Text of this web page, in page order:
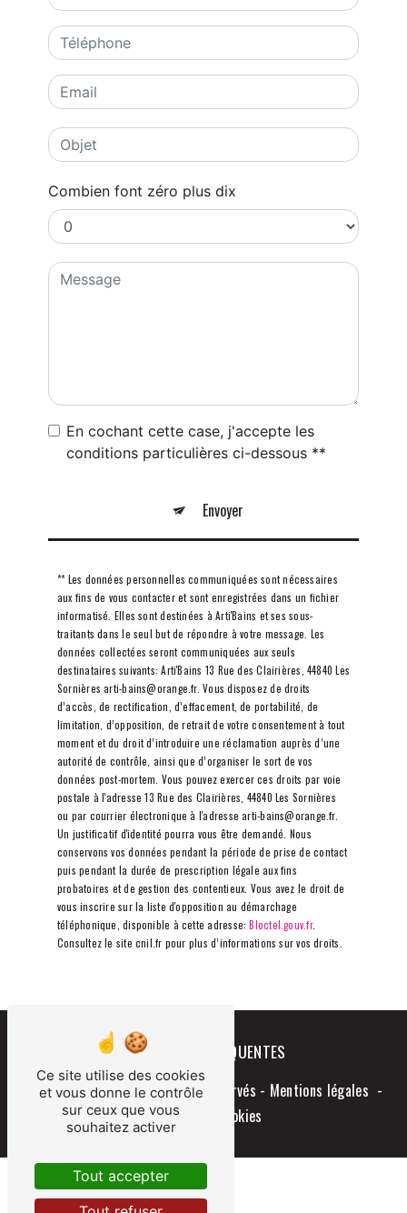
Combien font zéro plus dix
En cochant cette case, j'accepte les
conditions particulières ci-dessous **
Envoyer
** Les données personnelles communiquées sont nécessaires
aux fins de vous contacter et sont enregistrées dans un fichier
informatisé. Elles sont destinées à Arti'Bains et ses sous-
traitants dans le seul but de répondre à votre message. Les
données collectées seront communiquées aux seuls
destinataires suivants: Arti'Bains 13 Rue des Clairières, 44840 Les
Sornières arti-bains@orange.fr. Vous disposez de droits
d’accès, de rectification, d’effacement, de portabilité, de
limitation, d’opposition, de retrait de votre consentement à tout
moment et du droit d’introduire une réclamation auprès d’une
autorité de contrôle, ainsi que d’organiser le sort de vos
données post-mortem. Vous pouvez exercer ces droits par voie
postale à l'adresse 13 Rue des Clairières, 44840 Les Sornières
ou par courrier électronique à l'adresse arti-bains@orange.fr.
Un justificatif d'identité pourra vous être demandé. Nous
conservons vos données pendant la période de prise de contact
puis pendant la durée de prescription légale aux fins
probatoires et de gestion des contentieux. Vous avez le droit de
vous inscrire sur la liste d'opposition au démarchage
téléphonique, disponible à cette adresse: Bloctel.gouv.fr.
Consultez le site cnil.fr pour plus d’informations sur vos droits.
RECHERCHES FRÉQUENTES
Vistalid- 2026 - Tous droits réservés - Mentions légales -
Gestion des cookies
Ce site utilise des cookies
et vous donne le contrôle
sur ceux que vous
souhaitez activer
Tout accepter